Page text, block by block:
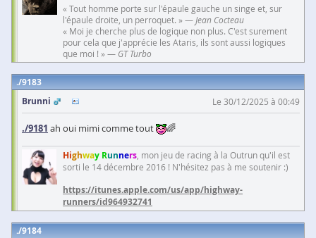
« Tout homme porte sur l'épaule gauche un singe et, sur
l'épaule droite, un perroquet. » — Jean Cocteau
« Moi je cherche plus de logique non plus. C'est surement
pour cela que j'apprécie les Ataris, ils sont aussi logiques
que moi ! » — GT Turbo
9183
Brunni
Le 30/12/2025 à 00:49
./9181 ah oui mimi comme tout 🌈
Highway Runners , mon jeu de racing à la Outrun qu'il est
sorti le 14 décembre 2016 ! N'hésitez pas à me soutenir :)
https://itunes.apple.com/us/app/highway-
runners/id964932741
9184